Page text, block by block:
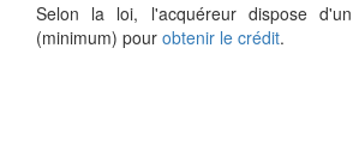
Selon la loi, l'acquéreur dispose
(minimum) pour obtenir le crédit.